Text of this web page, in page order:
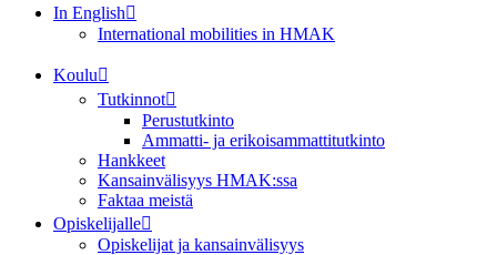
In English
International mobilities in HMAK
Koulu
Tutkinnot
Perustutkinto
Ammatti- ja erikoisammattitutkinto
Hankkeet
Kansainvälisyys HMAK:ssa
Faktaa meistä
Opiskelijalle
Opiskelijat ja kansainvälisyys